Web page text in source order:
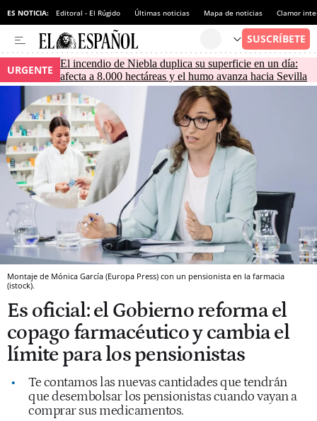
ES NOTICIA: Editoral - El Rúgido Últimas noticias Mapa de noticias Clamor
URGENTE
El incendio de Niebla duplica su superficie en un día:
afecta a 8.000 hectáreas y el humo avanza hacia Sevilla
Montaje de Mónica García (Europa Press) con un pensionista en la farmacia
(istock).
Es oficial: el Gobierno reforma el
copago farmacéutico y cambia el
límite para los pensionistas
Te contamos las nuevas cantidades que tendrán
que desembolsar los pensionistas cuando vayan a
comprar sus medicamentos.